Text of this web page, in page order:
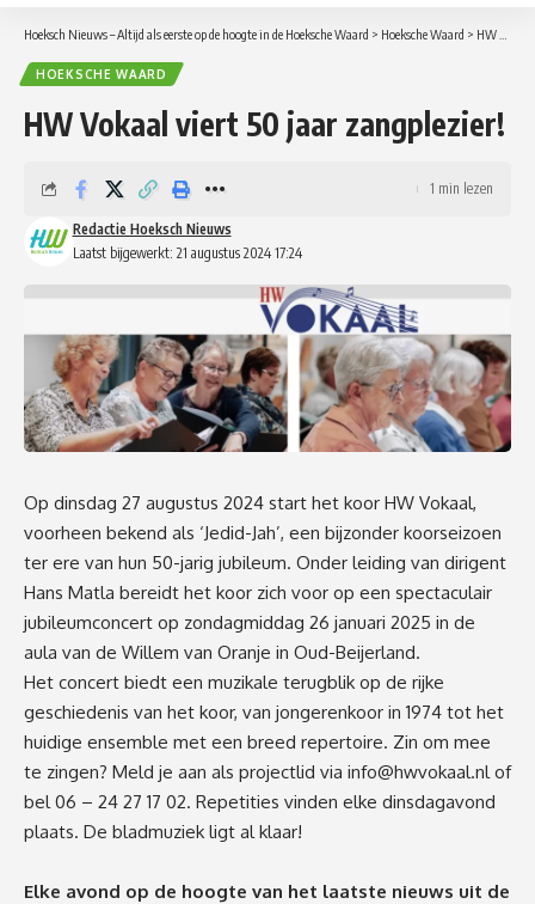
Hoeksch Nieuws – Altijd als eerste op de hoogte in de Hoeksche Waard > Hoeksche Waard > HW Vokaal viert 50 jaar zangplezier!
HOEKSCHE WAARD
HW Vokaal viert 50 jaar zangplezier!
Laatst bijgewerkt: 21 augustus 2024 17:24
Redactie Hoeksch Nieuws
1 min lezen
Op dinsdag 27 augustus 2024 start het koor HW Vokaal,
voorheen bekend als ‘Jedid-Jah’, een bijzonder koorseizoen
ter ere van hun 50-jarig jubileum. Onder leiding van dirigent
Hans Matla bereidt het koor zich voor op een spectaculair
jubileumconcert op zondagmiddag 26 januari 2025 in de
aula van de Willem van Oranje in Oud-Beijerland.
Het concert biedt een muzikale terugblik op de rijke
geschiedenis van het koor, van jongerenkoor in 1974 tot het
huidige ensemble met een breed repertoire. Zin om mee
te zingen? Meld je aan als projectlid via info@hwvokaal.nl of
bel 06 – 24 27 17 02. Repetities vinden elke dinsdagavond
plaats. De bladmuziek ligt al klaar!
Elke avond op de hoogte van het laatste nieuws uit de